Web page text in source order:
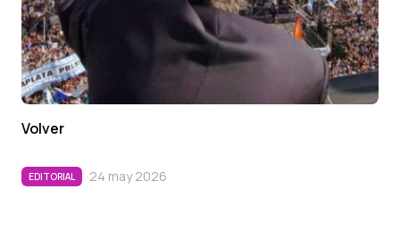
Volver
EDITORIAL 24 may 2026